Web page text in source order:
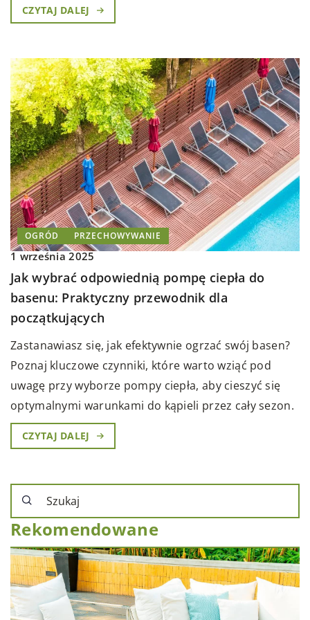
CZYTAJ DALEJ
OGRÓD PRZECHOWYWANIE
1 września 2025
Jak wybrać odpowiednią pompę ciepła do
basenu: Praktyczny przewodnik dla
początkujących
Zastanawiasz się, jak efektywnie ogrzać swój basen?
Poznaj kluczowe czynniki, które warto wziąć pod
uwagę przy wyborze pompy ciepła, aby cieszyć się
optymalnymi warunkami do kąpieli przez cały sezon.
CZYTAJ DALEJ
Rekomendowane